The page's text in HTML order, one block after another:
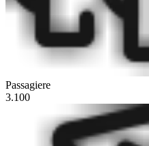
Passagiere
3.100